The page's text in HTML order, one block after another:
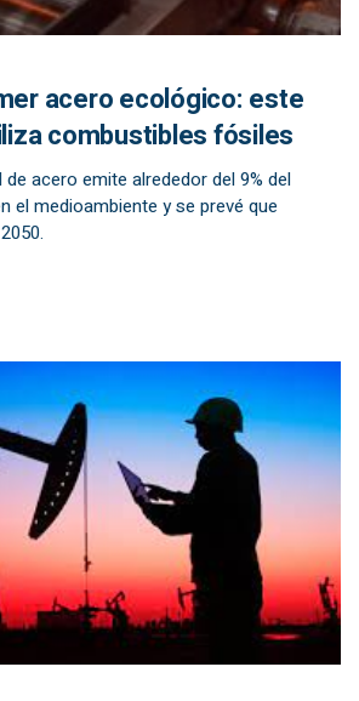
acero ecológico: este
combustibles fósiles
acero emite alrededor del 9% del
el medioambiente y se prevé que